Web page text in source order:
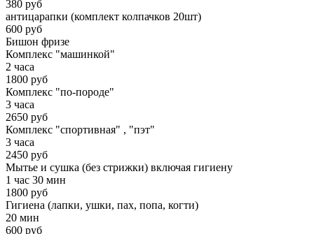
380 руб
антицарапки (комплект колпачков 20шт)
600 руб
Бишон фризе
Комплекс "машинкой"
2 часа
1800 руб
Комплекс "по-породе"
3 часа
2650 руб
Комплекс "спортивная" , "пэт"
3 часа
2450 руб
Мытье и сушка (без стрижки) включая гигиену
1 час 30 мин
1800 руб
Гигиена (лапки, ушки, пах, попа, когти)
20 мин
600 руб